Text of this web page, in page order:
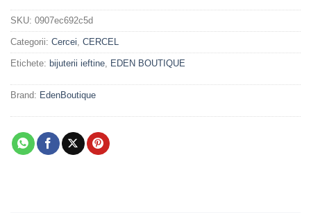
SKU: 0907ec692c5d
Categorii: Cercei CERCEL
Etichete: bijuterii ieftine EDEN BOUTIQUE
Brand: EdenBoutique